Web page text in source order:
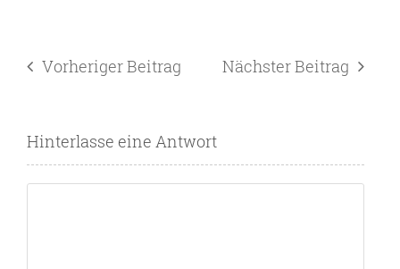
Vorheriger Beitrag Nächster Beitrag
Hinterlasse eine Antwort